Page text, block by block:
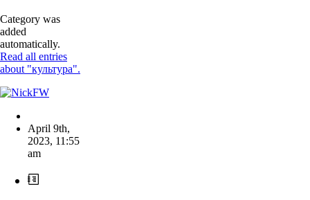
Category was
added
automatically.
Read all entries
about "культура".
April 9th,
2023, 11:55
am